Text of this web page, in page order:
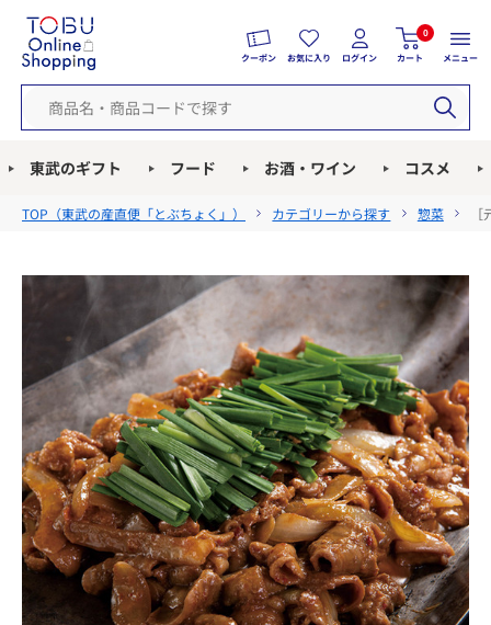
クーポン お気に入り ログイン
0
カート メニュー
東武のギフト フード お酒・ワイン コスメ
TOP（東武の産直便「とぶちょく」 ） カテゴリーから探す 惣菜